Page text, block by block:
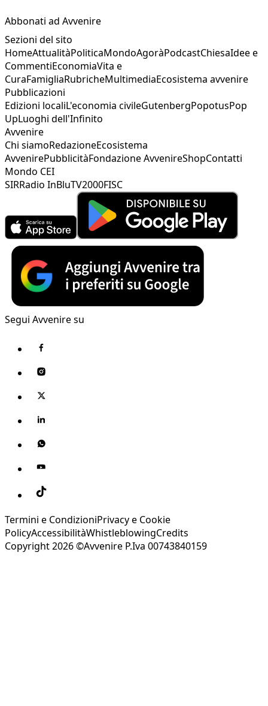
Abbonati ad Avvenire
Sezioni del sito
HomeAttualitàPoliticaMondoAgoràPodcastChiesaIdee e
CommentiEconomiaVita e
CuraFamigliaRubricheMultimediaEcosistema avvenire
Pubblicazioni
Edizioni localiL'economia civileGutenbergPopotusPop
UpLuoghi dell'Infinito
Avvenire
Chi siamoRedazioneEcosistema
AvvenirePubblicitàFondazione AvvenireShopContatti
Mondo CEI
SIRRadio InBluTV2000FISC
Segui Avvenire su
Termini e CondizioniPrivacy e Cookie
PolicyAccessibilitàWhistleblowingCredits
Copyright 2026 ©Avvenire P.Iva 00743840159